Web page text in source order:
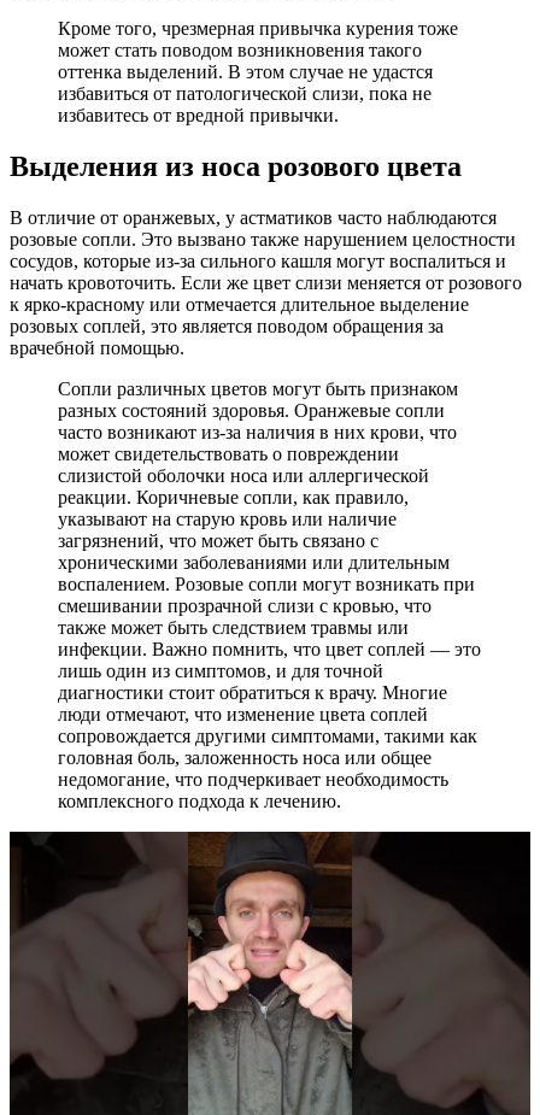
Кроме того, чрезмерная привычка курения тоже
может стать поводом возникновения такого
оттенка выделений. В этом случае не удастся
избавиться от патологической слизи, пока не
избавитесь от вредной привычки.
Выделения из носа розового цвета
В отличие от оранжевых, у астматиков часто наблюдаются
розовые сопли. Это вызвано также нарушением целостности
сосудов, которые из-за сильного кашля могут воспалиться и
начать кровоточить. Если же цвет слизи меняется от розового
к ярко-красному или отмечается длительное выделение
розовых соплей, это является поводом обращения за
врачебной помощью.
Сопли различных цветов могут быть признаком
разных состояний здоровья. Оранжевые сопли
часто возникают из-за наличия в них крови, что
может свидетельствовать о повреждении
слизистой оболочки носа или аллергической
реакции. Коричневые сопли, как правило,
указывают на старую кровь или наличие
загрязнений, что может быть связано с
хроническими заболеваниями или длительным
воспалением. Розовые сопли могут возникать при
смешивании прозрачной слизи с кровью, что
также может быть следствием травмы или
инфекции. Важно помнить, что цвет соплей — это
лишь один из симптомов, и для точной
диагностики стоит обратиться к врачу. Многие
люди отмечают, что изменение цвета соплей
сопровождается другими симптомами, такими как
головная боль, заложенность носа или общее
недомогание, что подчеркивает необходимость
комплексного подхода к лечению.